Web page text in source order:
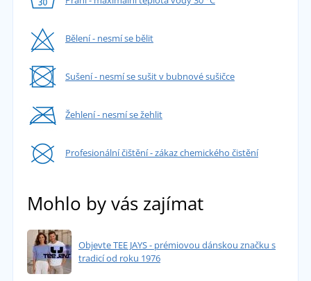
Bělení - nesmí se bělit
Sušení - nesmí se sušit v bubnové sušičce
Žehlení - nesmí se žehlit
Profesionální čištění - zákaz chemického čistění
Mohlo by vás zajímat
Objevte TEE JAYS - prémiovou dánskou značku s
tradicí od roku 1976